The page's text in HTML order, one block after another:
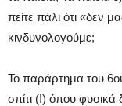
πείτε πάλι ότι «δεν
κινδυνολογούμε;
Το παράρτημα του
σπίτι (!) όπου